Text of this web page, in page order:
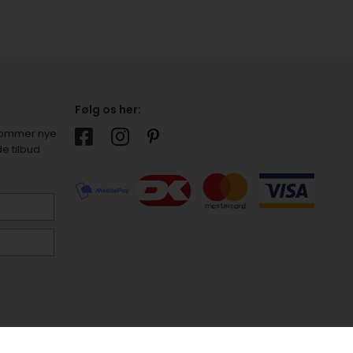
nye
tilbud
Følg os her: